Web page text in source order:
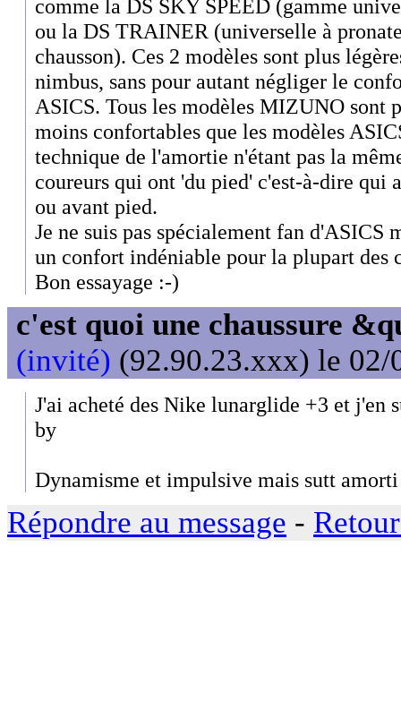
comme la DS SKY SPEED (gamme
ou la DS TRAINER (universelle à
chausson). Ces 2 modèles sont plus
nimbus, sans pour autant négliger le
ASICS. Tous les modèles MIZUNO sont
moins confortables que les modèles
technique de l'amortie n'étant pas la
coureurs qui ont 'du pied' c'est-à-dire qui
ou avant pied.
Je ne suis pas spécialement fan d'ASICS
un confort indéniable pour la plupart des
Bon essayage :-)
c'est quoi une chaussure
(invité) (92.90.23.xxx) le 02/
J'ai acheté des Nike lunarglide +3 et j'en
by
Dynamisme et impulsive mais sutt amorti
Répondre au message -